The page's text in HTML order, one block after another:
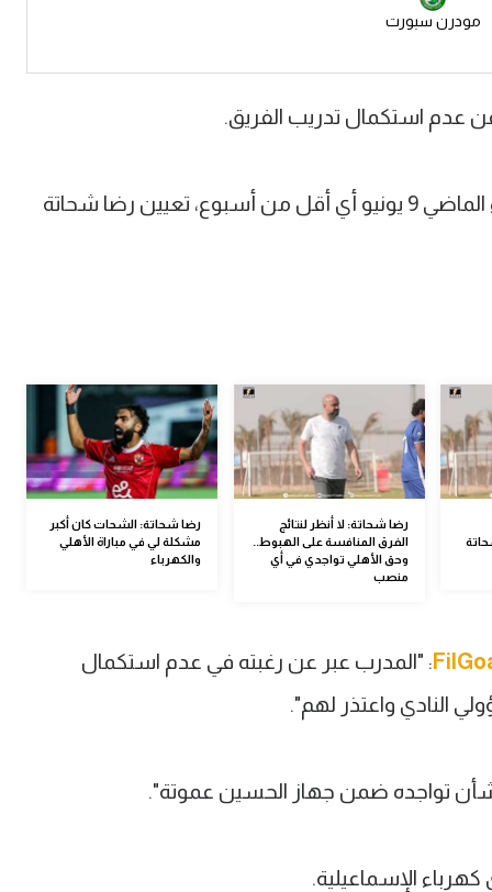
مودرن سبورت
عدم استكمال تدريب الفريق.
وكان مودرن سبورت قد أعلن يوم الثلاثاء الماضي 9 يونيو أي أقل من أسبوع، تعيين رضا شحاتة
رضا شحاتة: لا أنظر لنتائج
الفرق المنافسة على الهبوط..
وحق الأهلي تواجدي في أي
منصب
رضا شحاتة: الشحات كان أكبر
مشكلة لي في مباراة الأهلي
والكهرباء
: "المدرب عبر عن رغبته في عدم استكمال
النادي واعتذر لهم".
تواجده ضمن جهاز الحسين عموتة".
كهرباء الإسماعيلية.